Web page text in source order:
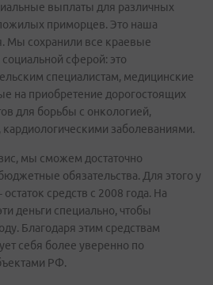
выплаты для различных
приморцев. Это наша
Мы сохранили все краевые
сферой: это
специалистам, медицинские
на приобретение дорогостоящих
для борьбы с онкологией,
заболеваниями.
мы сможем достаточно
обязательства. Для этого у
средств с 2008 года. На
деньги специально, чтобы
Благодаря этим средствам
себя более уверенно по
РФ.